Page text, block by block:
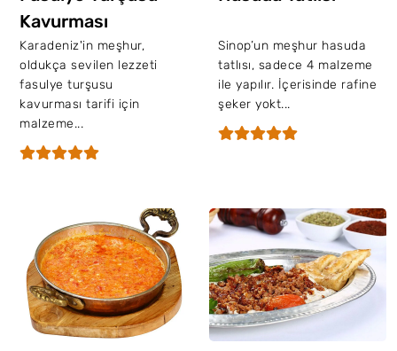
Kavurması
Karadeniz'in meşhur,
oldukça sevilen lezzeti
fasulye turşusu
kavurması tarifi için
malzeme...
Sinop’un meşhur hasuda
tatlısı, sadece 4 malzeme
ile yapılır. İçerisinde rafine
şeker yokt...